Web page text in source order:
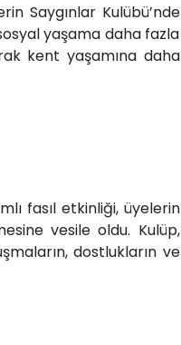
Saygınlar Kulübü’nde
yaşama daha fazla
kent yaşamına daha
fasıl etkinliği, üyelerin
vesile oldu. Kulüp,
dostlukların ve